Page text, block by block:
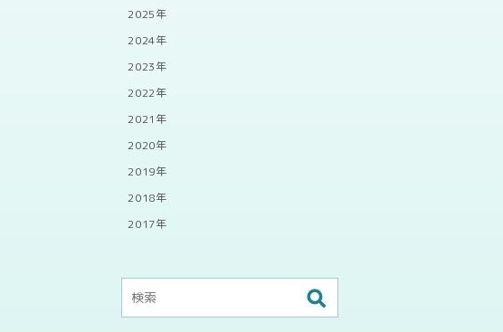
2025年
2024年
2023年
2022年
2021年
2020年
2019年
2018年
2017年